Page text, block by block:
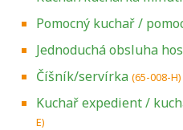
Pomocný kuchař /
Jednoduchá obsluha
Číšník/servírka (65-008-H)
Kuchař expedient /
E)